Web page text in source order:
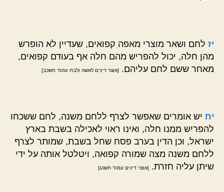
יז לחם ושאר מוצרי מאפה קפואים, שעדיין לא הופרש
מהן חלה, יכול להפריש מהם חלה אף בעודם קפואים,
מאחר ששם לחם עליהם.
[אוצר דינים לאשה ולבת עמוד תשכב]
יח יש אומרים שאפשר לצרף ללחם משנה, לחם ששכחו
להפריש ממנו חלה, ואינו ראוי לאכילה בשבת בארץ
ישראל, וכן הדין בערב פסח שחל בשבת, שמותר לצרף
ללחם משנה מצה שמורה קפואה, ויטלטל אותה על ידי
שיתן עליה חזרת.
[אוצר דינים עמוד תשכג]